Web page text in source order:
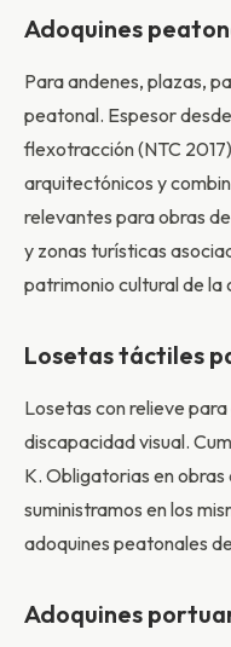
Adoquines
Para andenes, plazas,
peatonal. Espesor
flexotracción (NTC
arquitectónicos y
relevantes para obras
y zonas turísticas
patrimonio cultural de la
Losetas táctiles
Losetas con relieve
discapacidad visual.
K. Obligatorias en
suministramos en los
adoquines peatonales
Adoquines